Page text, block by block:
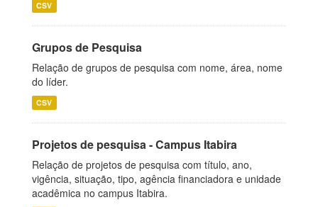
CSV
Grupos de Pesquisa
Relação de grupos de pesquisa com nome, área, nome
do líder.
CSV
Projetos de pesquisa - Campus Itabira
Relação de projetos de pesquisa com título, ano,
vigência, situação, tipo, agência financiadora e unidade
acadêmica no campus Itabira.